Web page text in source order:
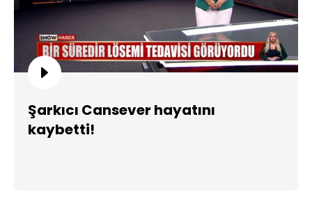
Şarkıcı Cansever hayatını
kaybetti!